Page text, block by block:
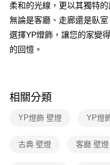
相關說明
【關於「AFTEE先享後付」】
AFTEE先享後付是「在收到
便利好安心！
１．簡單：不需註冊會員、不
【「AFTEE先享後付」結帳流
１．於結帳方式選擇「AFTEE
結帳頁面，進行簡訊認證並
ATM／網路銀行／等多元方
每筆NT$180，滿
柔和的光線，更以其獨特
無論是客廳、走廊還是臥
選擇YP燈飾，讓您的家變
的回憶。
相關分類
YP燈飾 壁燈 YP燈
古典 壁燈 客廳 壁燈